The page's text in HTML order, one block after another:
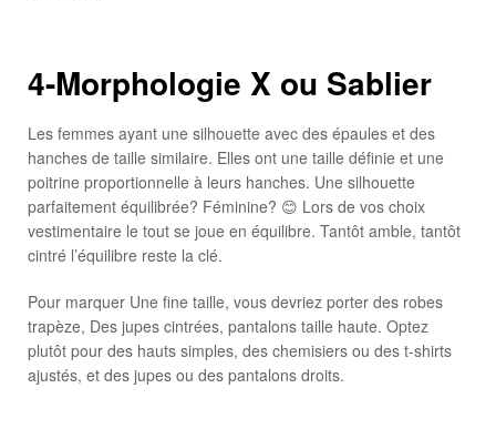
4-Morphologie X ou Sablier
Les femmes ayant une silhouette avec des épaules et des
hanches de taille similaire. Elles ont une taille définie et une
poitrine proportionnelle à leurs hanches. Une silhouette
parfaitement équilibrée? Féminine? 😊 Lors de vos choix
vestimentaire le tout se joue en équilibre. Tantôt amble, tantôt
cintré l’équilibre reste la clé.
Pour marquer Une fine taille, vous devriez porter des robes
trapèze, Des jupes cintrées, pantalons taille haute. Optez
plutôt pour des hauts simples, des chemisiers ou des t-shirts
ajustés, et des jupes ou des pantalons droits.